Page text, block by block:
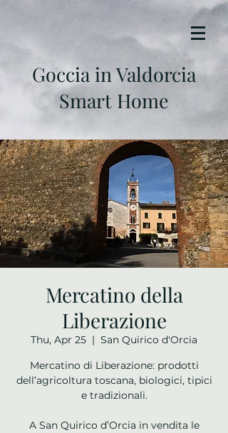
Goccia in Valdorcia
Smart Home
Mercatino della
Liberazione
Thu, Apr 25
  |
San Quirico d'Orcia
Mercatino di Liberazione: prodotti
dell’agricoltura toscana, biologici, tipici
e tradizionali.
A San Quirico d’Orcia in vendita le